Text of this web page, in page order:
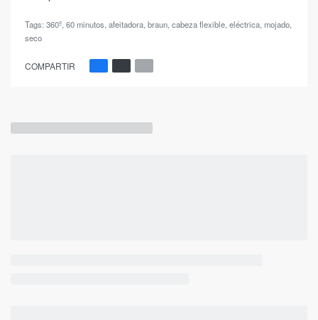
Tags: 360º, 60 minutos, afeitadora, braun, cabeza flexible, eléctrica, mojado,
seco
COMPARTIR